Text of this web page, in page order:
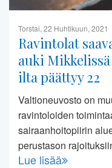
Torstai, 22 Huhtikuun, 2021
Ravintolat
auki
ilta päättyy 22
Valtioneuvosto on
ravintoloiden
sairaanhoitopiirin
perustason
Lue lisää